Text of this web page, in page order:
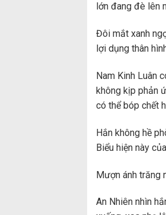
lớn đang đè lên
Đôi mắt xanh
lợi dụng thân
Nam Kinh Luân
không kịp phản
có thể bóp chết
Hắn không hề
Biểu hiện này
Mượn ánh trăng
An Nhiên nhìn